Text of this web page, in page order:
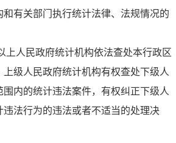
有关部门执行统计法律、法规情况的
上人民政府统计机构依法查处本行政区
级人民政府统计机构有权查处下级人
围内的统计违法案件，有权纠正下级人
违法行为的违法或者不适当的处理决